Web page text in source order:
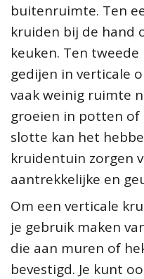
buitenruimte. Ten
kruiden bij de hand
keuken. Ten
gedijen in verticale
vaak weinig ruimte
groeien in potten of
slotte kan het
kruidentuin zorgen
aantrekkelijke en
Om een verticale
je gebruik maken
die aan muren of
bevestigd. Je kunt